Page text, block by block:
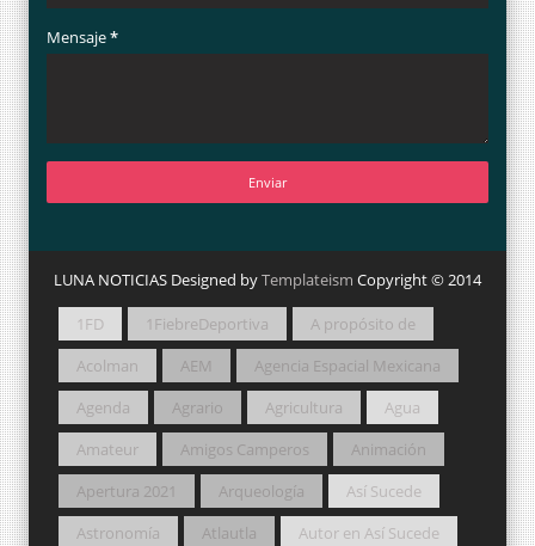
Mensaje*
LUNA NOTICIAS Designed byTemplateism Copyright © 2014
1FD 1FiebreDeportiva
A propósito de
Acolman
AEM
Agencia Espacial Mexicana
Agenda
Agrario Agricultura
Agua
Amateur
Amigos Camperos
Animación
Apertura 2021
Arqueología
Así Sucede
Astronomía
Atlautla
Autor en Así Sucede